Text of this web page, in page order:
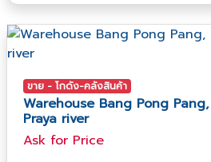
ขาย - โกดัง-คลังสินค้า
Warehouse Bang Pong
Praya river
Ask​ for​ Price